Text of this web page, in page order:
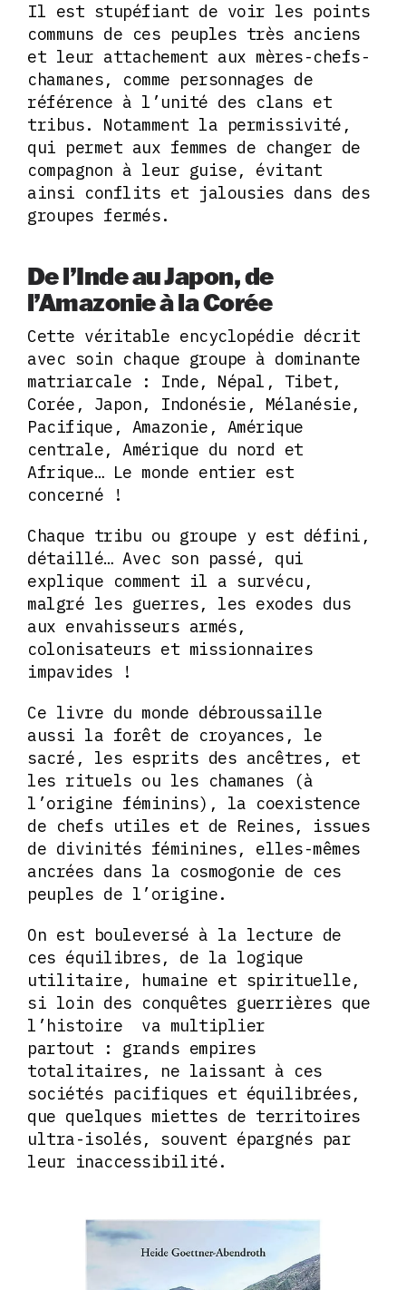
Il est stupéfiant de voir les points
communs de ces peuples très anciens
et leur attachement aux mères-chefs-
chamanes, comme personnages de
référence à l’unité des clans et
tribus. Notamment la permissivité,
qui permet aux femmes de changer de
compagnon à leur guise, évitant
ainsi conflits et jalousies dans des
groupes fermés.
De l’Inde au Japon, de
l’Amazonie à la Corée
Cette véritable encyclopédie décrit
avec soin chaque groupe à dominante
matriarcale : Inde, Népal, Tibet,
Corée, Japon, Indonésie, Mélanésie,
Pacifique, Amazonie, Amérique
centrale, Amérique du nord et
Afrique… Le monde entier est
concerné !
Chaque tribu ou groupe y est défini,
détaillé… Avec son passé, qui
explique comment il a survécu,
malgré les guerres, les exodes dus
aux envahisseurs armés,
colonisateurs et missionnaires
impavides !
Ce livre du monde débroussaille
aussi la forêt de croyances, le
sacré, les esprits des ancêtres, et
les rituels ou les chamanes (à
l’origine féminins), la coexistence
de chefs utiles et de Reines, issues
de divinités féminines, elles-mêmes
ancrées dans la cosmogonie de ces
peuples de l’origine.
On est bouleversé à la lecture de
ces équilibres, de la logique
utilitaire, humaine et spirituelle,
si loin des conquêtes guerrières que
l’histoire va multiplier
partout : grands empires
totalitaires, ne laissant à ces
sociétés pacifiques et équilibrées,
que quelques miettes de territoires
ultra-isolés, souvent épargnés par
leur inaccessibilité.